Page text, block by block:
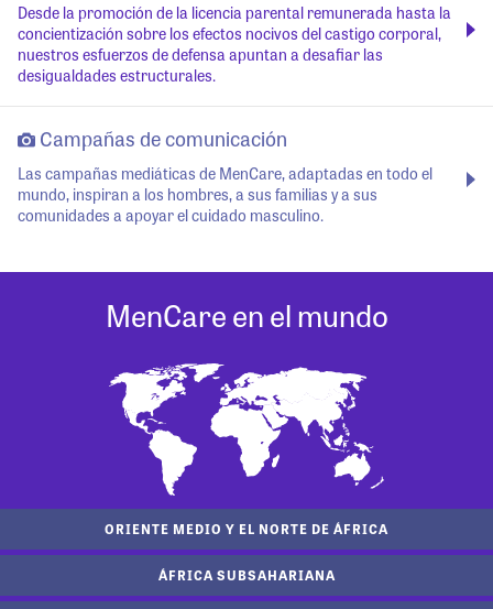
Desde la promoción de la licencia parental remunerada hasta la
concientización sobre los efectos nocivos del castigo corporal,
nuestros esfuerzos de defensa apuntan a desafiar las
desigualdades estructurales.
Campañas de comunicación
Las campañas mediáticas de MenCare, adaptadas en todo el
mundo, inspiran a los hombres, a sus familias y a sus
comunidades a apoyar el cuidado masculino.
MenCare en el mundo
ORIENTE MEDIO Y EL NORTE DE ÁFRICA
ÁFRICA SUBSAHARIANA